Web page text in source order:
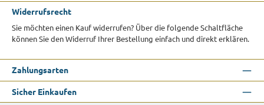
Widerrufsrecht
Sie möchten einen Kauf widerrufen? Über die folgende Schaltfläche
können Sie den Widerruf Ihrer Bestellung einfach und direkt erklären.
Zahlungsarten
Sicher Einkaufen